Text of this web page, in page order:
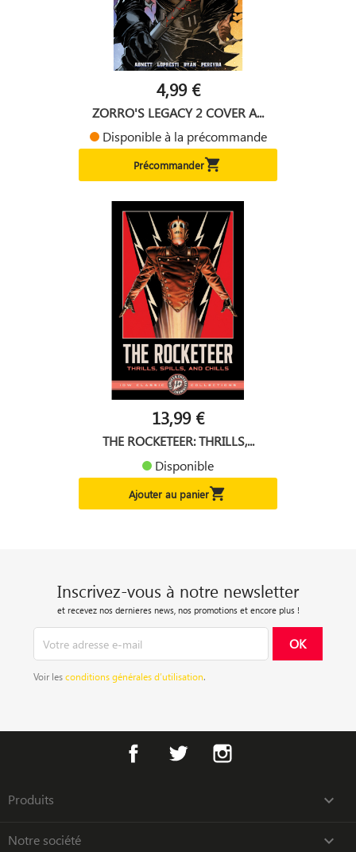
4,99 €
ZORRO'S LEGACY 2 COVER A...
Disponible à la précommande
Précommander
13,99 €
THE ROCKETEER: THRILLS,...
Disponible
Ajouter au panier
Inscrivez-vous à notre newsletter
et recevez nos dernieres news, nos promotions et encore plus !
Voir lesconditions générales d’utilisation.
Facebook Twitter
Produits 
Notre société 